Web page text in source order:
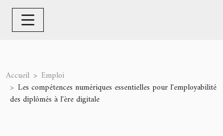
Accueil
Emploi
Les compétences numériques essentielles pour l'employabilité
des diplômés à l'ère digitale